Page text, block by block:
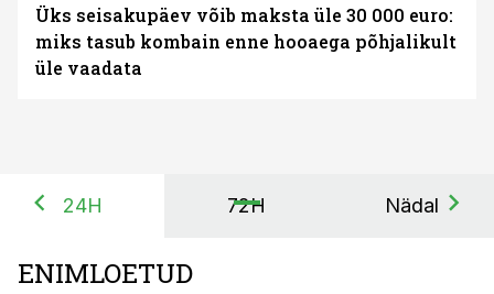
Üks seisakupäev võib maksta üle 30 000 euro:
miks tasub kombain enne hooaega põhjalikult
üle vaadata
24H 72H Nädal
ENIMLOETUD